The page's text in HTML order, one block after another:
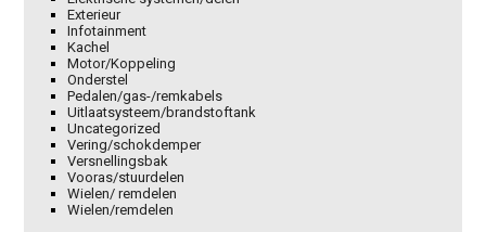
Exterieur
Infotainment
Kachel
Motor/Koppeling
Onderstel
Pedalen/gas-/remkabels
Uitlaatsysteem/brandstoftank
Uncategorized
Vering/schokdemper
Versnellingsbak
Vooras/stuurdelen
Wielen/ remdelen
Wielen/remdelen